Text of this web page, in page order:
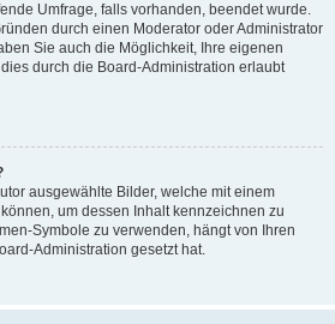
Umfrage, falls vorhanden, beendet wurde.
durch einen Moderator oder Administrator
Sie auch die Möglichkeit, Ihre eigenen
durch die Board-Administration erlaubt
ausgewählte Bilder, welche mit einem
um dessen Inhalt kennzeichnen zu
Symbole zu verwenden, hängt von Ihren
Administration gesetzt hat.